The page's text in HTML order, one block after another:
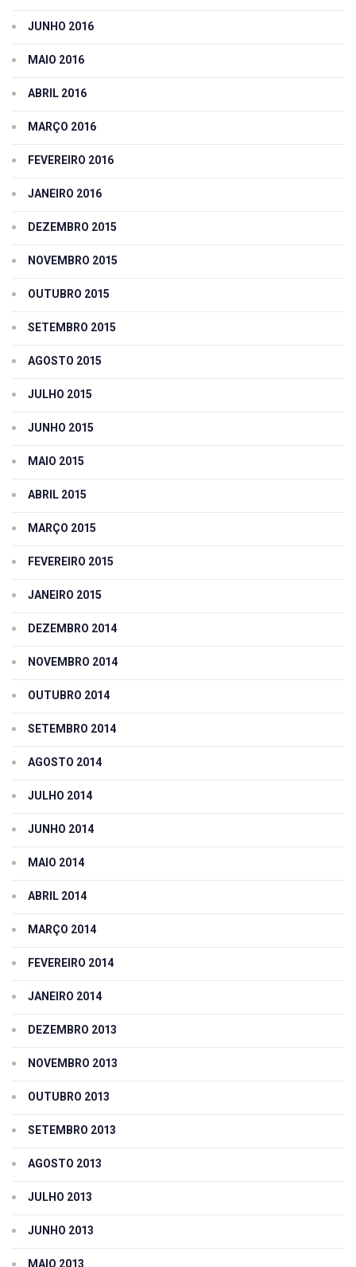
JUNHO 2016
MAIO 2016
ABRIL 2016
MARÇO 2016
FEVEREIRO 2016
JANEIRO 2016
DEZEMBRO 2015
NOVEMBRO 2015
OUTUBRO 2015
SETEMBRO 2015
AGOSTO 2015
JULHO 2015
JUNHO 2015
MAIO 2015
ABRIL 2015
MARÇO 2015
FEVEREIRO 2015
JANEIRO 2015
DEZEMBRO 2014
NOVEMBRO 2014
OUTUBRO 2014
SETEMBRO 2014
AGOSTO 2014
JULHO 2014
JUNHO 2014
MAIO 2014
ABRIL 2014
MARÇO 2014
FEVEREIRO 2014
JANEIRO 2014
DEZEMBRO 2013
NOVEMBRO 2013
OUTUBRO 2013
SETEMBRO 2013
AGOSTO 2013
JULHO 2013
JUNHO 2013
MAIO 2013